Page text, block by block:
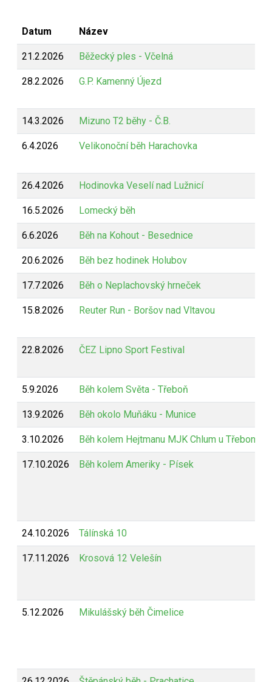
Datum Název
21.2.2026 Běžecký ples - Včelná
28.2.2026 G.P. Kamenný Újezd
14.3.2026 Mizuno T2 běhy - Č.B.
6.4.2026 Velikonoční běh Harachovka
26.4.2026 Hodinovka Veselí nad Lužnicí
16.5.2026 Lomecký běh
6.6.2026 Běh na Kohout - Besednice
20.6.2026 Běh bez hodinek Holubov
17.7.2026 Běh o Neplachovský hrneček
15.8.2026 Reuter Run - Boršov nad Vltavou
22.8.2026 ČEZ Lipno Sport Festival
5.9.2026 Běh kolem Světa - Třeboň
13.9.2026 Běh okolo Muňáku - Munice
3.10.2026 Běh kolem Hejtmanu MJK Chlum u Třeboně
17.10.2026 Běh kolem Ameriky - Písek
24.10.2026 Tálínská 10
17.11.2026 Krosová 12 Velešín
5.12.2026 Mikulášský běh Čimelice